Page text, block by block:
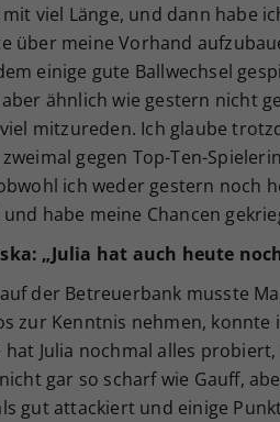
viel Länge, und dann habe
über meine Vorhand
einige gute Ballwechsel
ähnlich wie gestern nicht
mitzureden. Ich glaube
gegen Top-Ten-
ich weder gestern noch
habe meine Chancen
„Julia hat auch heute
der Betreuerbank musste
zur Kenntnis nehmen, konnte
hat Julia nochmal alles
gar so scharf wie Gauff,
gut attackiert und einige